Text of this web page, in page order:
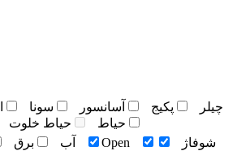
چيلر
پکيج آسانسور سونا
حياط
حياط خلوت
آب
برق Open
شوفاژ